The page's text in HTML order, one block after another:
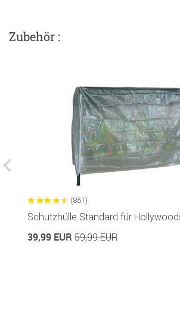
Zubehör :
(851)
Schutzhülle Standard für
39,99 EUR 59,99 EUR